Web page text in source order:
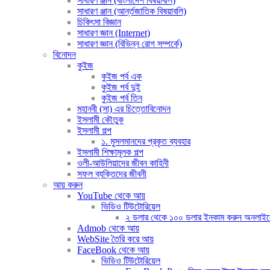
সাধারণ ঞ্জান (আর্ন্তজাতিক বিষয়াবলি)
চিকিৎসা বিজ্ঞান
সাধারণ জ্ঞান (Internet)
সাধারণ জ্ঞান (বিভিন্ন রোগ সম্পর্কে)
বিনোদন
কুইজ
কুইজ পর্ব এক
কুইজ পর্ব দুই
কুইজ পর্ব তিন
মহানবী (সা) এর চিত্তোবিনোদন
ইসলামী কৌতুক
ইসলামী গল্প
১. মুসলমানদের প্রকৃত ব্যবহার
ইসলামী শিক্ষামূলক গল্প
ওলী-আউলিয়াদের জীবন কাহিনী
সফল ব্যক্তিদের জীবনী
আয় করুন
YouTube থেকে আয়
ভিডিও টিউটোরিয়েল
২ ডলার থেকে ১০০ ডলার ইনকাম করুন
Admob থেকে আয়
WebSite তৈরি করে আয়
FaceBook থেকে আয়
ভিডিও টিউটোরিয়েল